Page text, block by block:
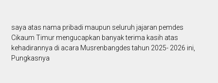
saya atas nama pribadi maupun seluruh jajaran pemdes
Cikaum Timur mengucapkan banyak terima kasih atas
kehadirannya di acara Musrenbangdes tahun 2025- 2026 ini,
Pungkasnya